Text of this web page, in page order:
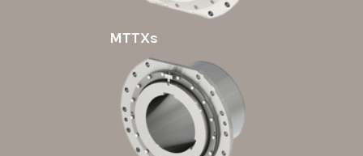
MTTXs